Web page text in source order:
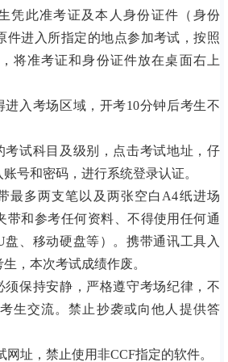
凭此准考证及本人身份证件（身份
件进入所指定的地点参加考试，按照
将准考证和身份证件放在桌面右上
进入考场区域，开考10分钟后考生不
考试科目及级别，点击考试地址，仔
号和密码，进行系统登录认证。
最多两支笔以及两张空白A4纸进场
带和参考任何资料、不得使用任何通
、移动硬盘等）。携带通讯工具入
，本次考试成绩作废。
须保持安静，严格遵守考场纪律，不
生交流。禁止抄袭或向他人提供答
网址，禁止使用非CCF指定的软件。